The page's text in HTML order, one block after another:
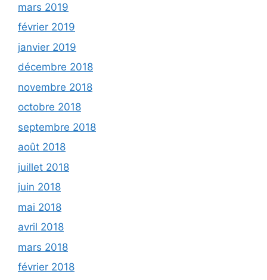
mars 2019
février 2019
janvier 2019
décembre 2018
novembre 2018
octobre 2018
septembre 2018
août 2018
juillet 2018
juin 2018
mai 2018
avril 2018
mars 2018
février 2018